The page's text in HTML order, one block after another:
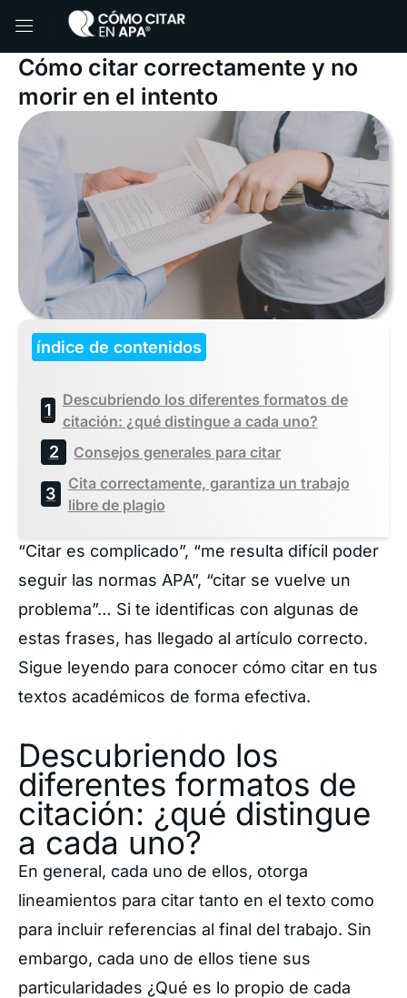
contenido
Cómo citar correctamente y no
morir en el intento
índice de contenidos
Descubriendo los diferentes formatos de
citación: ¿qué distingue a cada uno?
Consejos generales para citar
Cita correctamente, garantiza un trabajo
libre de plagio
“Citar es complicado”, “me resulta difícil poder
seguir las normas APA”, “citar se vuelve un
problema”… Si te identificas con algunas de
estas frases, has llegado al artículo correcto.
Sigue leyendo para conocer cómo citar en tus
textos académicos de forma efectiva.
Descubriendo los
diferentes formatos de
citación: ¿qué distingue
a cada uno?
En general, cada uno de ellos, otorga
lineamientos para citar tanto en el texto como
para incluir referencias al final del trabajo. Sin
embargo, cada uno de ellos tiene sus
particularidades ¿Qué es lo propio de cada